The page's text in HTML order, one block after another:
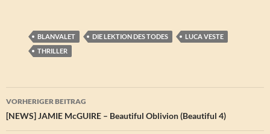
BLANVALET DIE LEKTION DES TODES
LUCA VESTE
THRILLER
Beitragsnavigation
VORHERIGER BEITRAG
[NEWS] JAMIE McGUIRE – Beautiful Oblivion (Beautiful 4)